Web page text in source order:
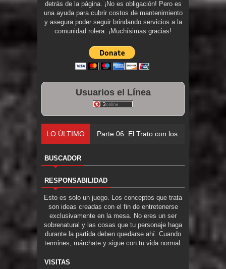
detrás de la página. ¡No es obligación! Pero es
una ayuda para cubrir costos de mantenimiento
y asegura poder seguir brindando servicios a la
comunidad rolera. ¡Muchísimas gracias!
Usuarios el Línea
LO ÚLTIMO Parte 05: Sitiados
BUSCADOR
RESPONSABILIDAD
Esto es solo un juego. Los conceptos que trata
son ideas creadas con el fin de entretenerse
exclusivamente en la mesa. No eres un ser
sobrenatural y las cosas que tu personaje haga
durante la partida deben quedarse ahí. Cuando
termines, márchate y sigue con tu vida normal.
VISITAS